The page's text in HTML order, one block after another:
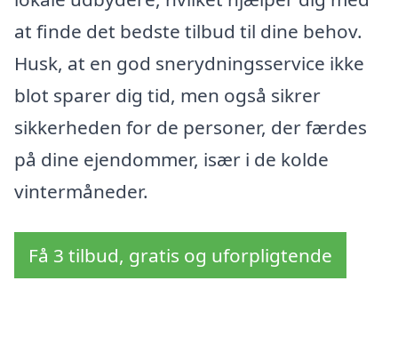
at finde det bedste tilbud til dine behov.
Husk, at en god snerydningsservice ikke
blot sparer dig tid, men også sikrer
sikkerheden for de personer, der færdes
på dine ejendommer, især i de kolde
vintermåneder.
Få 3 tilbud, gratis og uforpligtende